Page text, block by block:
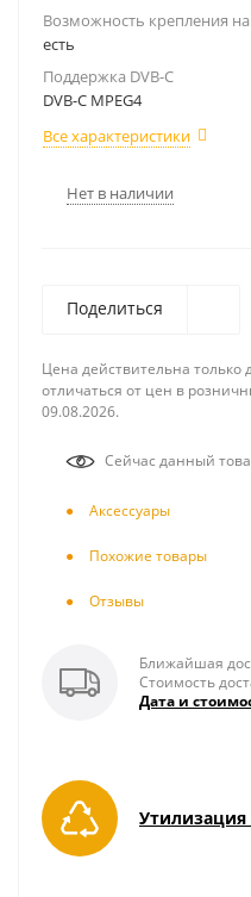
Возможность крепления на
есть
Поддержка DVB-C
DVB-C MPEG4
Все характеристики
Нет в наличии
Поделиться
Цена действительна
отличаться от цен в
09.08.2026.
Сейчас данный
Аксесcуары
Похожие товары
Отзывы
Ближайшая
Стоимость
Дата и
Утилизация